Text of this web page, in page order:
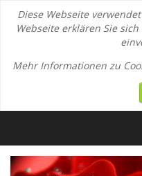
Diese Webseite
Webseite erklären Sie
Mehr Informationen zu